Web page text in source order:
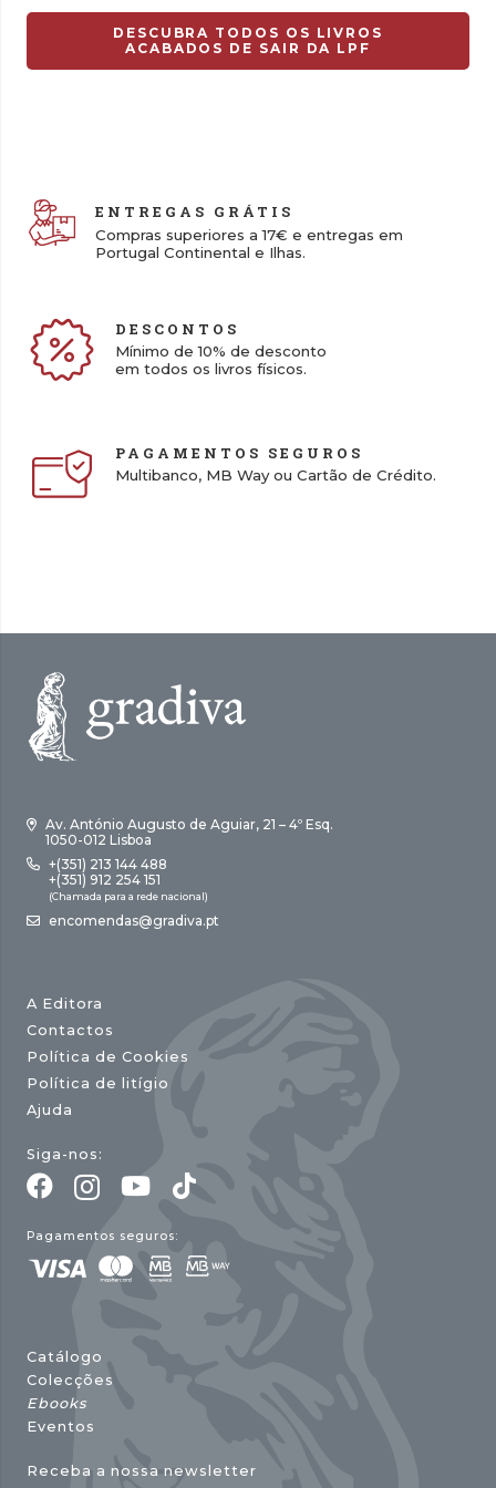
DESCUBRA TODOS OS LIVROS
ACABADOS DE SAIR DA LPF
ENTREGAS GRÁTIS
Compras superiores a 17€ e entregas em
Portugal Continental e Ilhas.
DESCONTOS
Mínimo de 10% de desconto
em todos os livros físicos.
PAGAMENTOS SEGUROS
Multibanco, MB Way ou Cartão de Crédito.
Av. António Augusto de Aguiar, 21 – 4º Esq.
1050-012 Lisboa
+(351) 213 144 488
+(351) 912 254 151
(Chamada para a rede nacional)
encomendas@gradiva.pt
A Editora
Contactos
Política de Cookies
Política de litígio
Ajuda
Siga-nos:
Pagamentos seguros:
Catálogo
Colecções
Ebooks
Eventos
Receba a nossa newsletter